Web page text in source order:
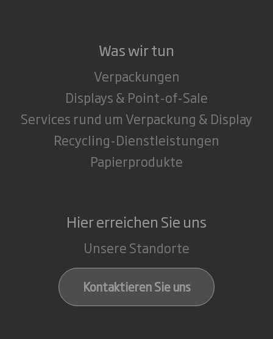
Was wir tun
Verpackungen
Displays & Point-of-Sale
Services rund um Verpackung & Display
Recycling-Dienstleistungen
Papierprodukte
Hier erreichen Sie uns
Unsere Standorte
Kontaktieren Sie uns